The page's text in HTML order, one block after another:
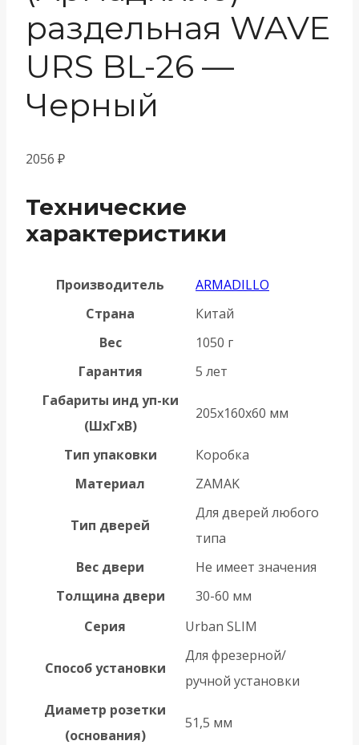
раздельная WAVE
URS BL-26 —
Черный
2056 ₽
Технические
характеристики
Производитель
ARMADILLO
Страна
Китай
Вес
1050 г
Гарантия
5 лет
Габариты инд уп-ки
(ШхГхВ)
205x160x60 мм
Тип упаковки
Коробка
Материал
ZAMAK
Тип дверей
Для дверей любого
типа
Вес двери
Не имеет значения
Толщина двери
30-60 мм
Серия
Urban SLIM
Способ установки
Для фрезерной/
ручной установки
Диаметр розетки
(основания)
51,5 мм